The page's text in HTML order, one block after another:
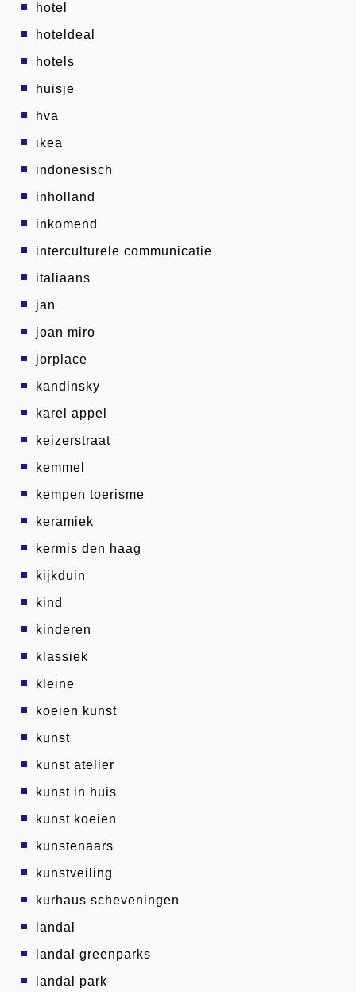
hotel
hoteldeal
hotels
huisje
hva
ikea
indonesisch
inholland
inkomend
interculturele communicatie
italiaans
jan
joan miro
jorplace
kandinsky
karel appel
keizerstraat
kemmel
kempen toerisme
keramiek
kermis den haag
kijkduin
kind
kinderen
klassiek
kleine
koeien kunst
kunst
kunst atelier
kunst in huis
kunst koeien
kunstenaars
kunstveiling
kurhaus scheveningen
landal
landal greenparks
landal park